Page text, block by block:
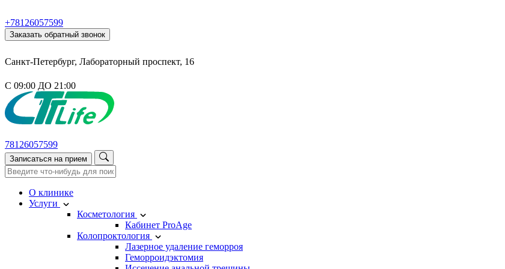
+78126057599
Заказать обратный звонок
Санкт-Петербург, Лабораторный проспект, 16
С 09:00 ДО 21:00
78126057599
Записаться на прием
О клинике
Услуги
Косметология
Кабинет ProAge
Колопроктология
Лазерное удаление геморроя
Геморроидэктомия